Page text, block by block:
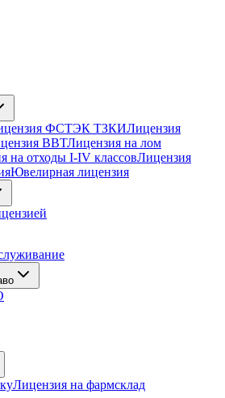
ФСТЭК ТЗКИЛицензия
ВВТЛицензия на лом
на отходы I-IV классовЛицензия
Ювелирная лицензия
Лицензия на фармсклад